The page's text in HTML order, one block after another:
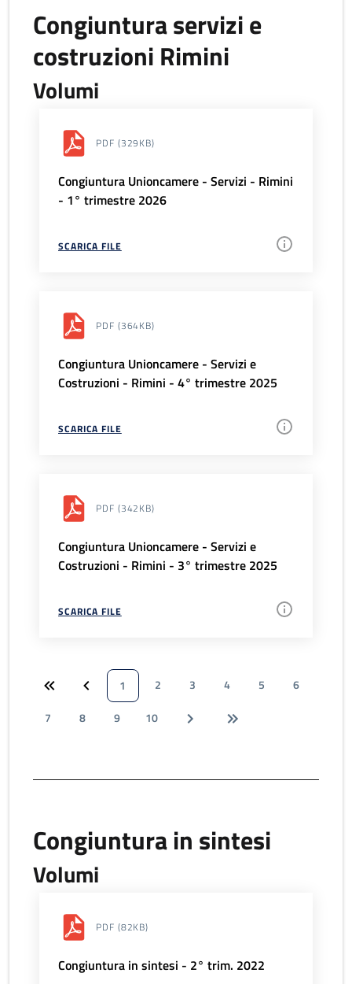
Congiuntura servizi e
costruzioni Rimini
Volumi
PDF (329KB)
Congiuntura Unioncamere - Servizi - Rimini
- 1° trimestre 2026
SCARICA FILE
PDF (364KB)
Congiuntura Unioncamere - Servizi e
Costruzioni - Rimini - 4° trimestre 2025
SCARICA FILE
PDF (342KB)
Congiuntura Unioncamere - Servizi e
Costruzioni - Rimini - 3° trimestre 2025
SCARICA FILE
1 2 3 4 5
6
7
8 9 10
Congiuntura in sintesi
Volumi
PDF (82KB)
Congiuntura in sintesi - 2° trim. 2022